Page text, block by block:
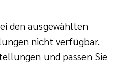
den ausgewählten
nicht verfügbar.
und passen Sie